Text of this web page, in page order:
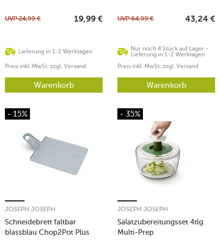
Lieferung in 1-2 Werktagen
UVP24,99 € 19,99 €
Preis inkl. MwSt. zzgl. Versand
Warenkorb
Nur noch 4 Stück auf Lager -
Lieferung in 1-2 Werktagen
UVP64,99 € 43,24 €
Preis inkl. MwSt. zzgl. Versand
Warenkorb
- 15%
Schneidebrett faltbar
blassblau Chop2Pot Plus
JOSEPH JOSEPH
- 35%
Salatzubereitungsset 4tlg.
Multi-Prep
JOSEPH JOSEPH